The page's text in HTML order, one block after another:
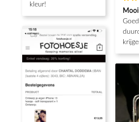
kleur!
4 uit